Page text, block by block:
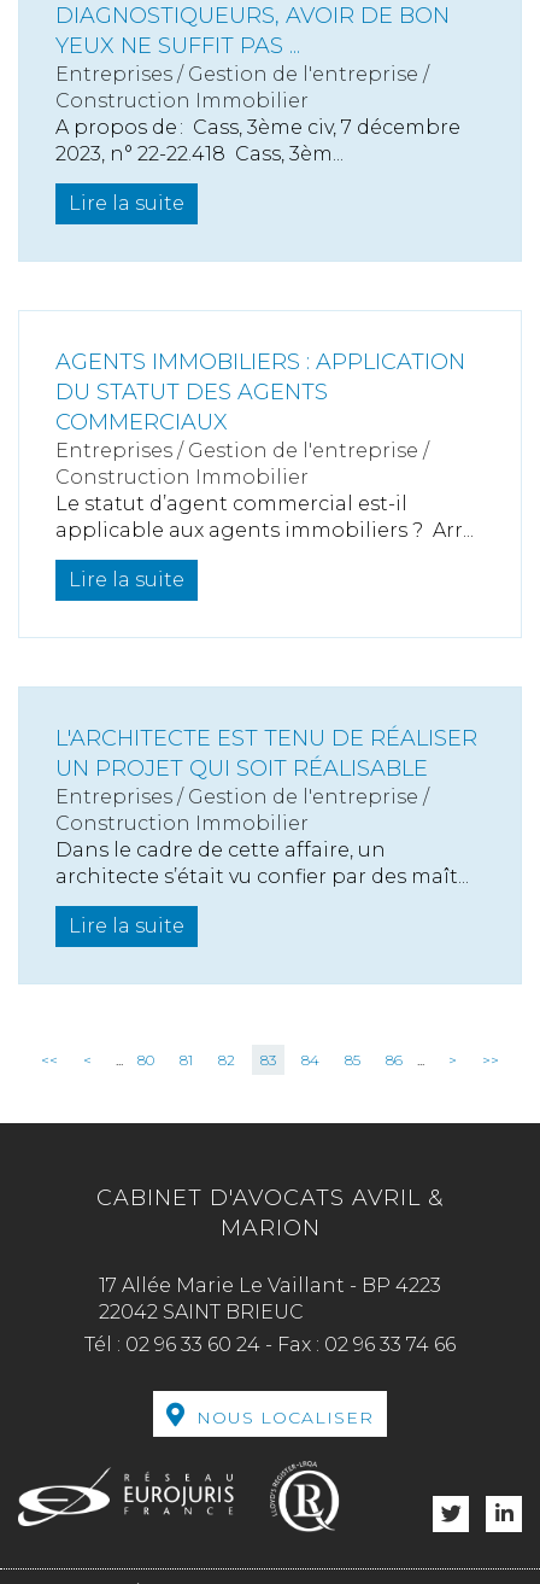
DIAGNOSTIQUEURS, AVOIR DE BON
YEUX NE SUFFIT PAS ...
Entreprises / Gestion de l'entreprise /
Construction Immobilier
A propos de : Cass, 3ème civ, 7 décembre
2023, n° 22-22.418 Cass, 3èm...
Lire la suite
AGENTS IMMOBILIERS : APPLICATION
DU STATUT DES AGENTS
COMMERCIAUX
Entreprises / Gestion de l'entreprise /
Construction Immobilier
Le statut d’agent commercial est-il
applicable aux agents immobiliers ? Arr...
Lire la suite
L'ARCHITECTE EST TENU DE RÉALISER
UN PROJET QUI SOIT RÉALISABLE
Entreprises / Gestion de l'entreprise /
Construction Immobilier
Dans le cadre de cette affaire, un
architecte s’était vu confier par des maît...
Lire la suite
<< < ... 80 81 82 83 84 85 86 ... > >>
CABINET D'AVOCATS AVRIL &
MARION
17 Allée Marie Le Vaillant - BP 4223
22042 SAINT BRIEUC
Tél : 02 96 33 60 24 - Fax : 02 96 33 74 66
NOUS LOCALISER